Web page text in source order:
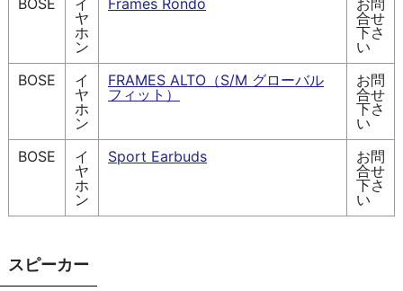
ヤ
ホ
ン
合せ
下さ
い
BOSE
イ
ヤ
ホ
ン
FRAMES ALTO（S/M グローバル
フィット）
お問
合せ
下さ
い
BOSE
イ
ヤ
ホ
ン
Sport Earbuds
お問
合せ
下さ
い
スピーカー